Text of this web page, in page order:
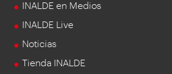
INALDE en Medios
INALDE Live
Noticias
Tienda INALDE